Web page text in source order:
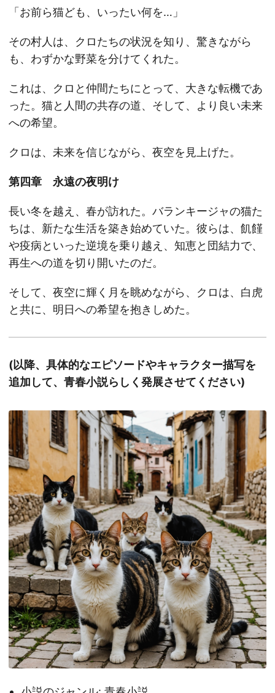
「お前ら猫ども、いったい何を…」
その村人は、クロたちの状況を知り、驚きながら
も、わずかな野菜を分けてくれた。
これは、クロと仲間たちにとって、大きな転機であ
った。猫と人間の共存の道、そして、より良い未来
への希望。
クロは、未来を信じながら、夜空を見上げた。
第四章 永遠の夜明け
長い冬を越え、春が訪れた。バランキージャの猫た
ちは、新たな生活を築き始めていた。彼らは、飢饉
や疫病といった逆境を乗り越え、知恵と団結力で、
再生への道を切り開いたのだ。
そして、夜空に輝く月を眺めながら、クロは、白虎
と共に、明日への希望を抱きしめた。
(以降、具体的なエピソードやキャラクター描写を
追加して、青春小説らしく発展させてください)